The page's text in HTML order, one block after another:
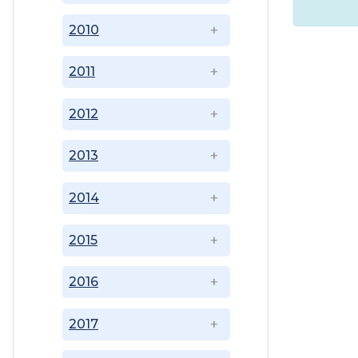
2010
2011
2012
2013
2014
2015
2016
2017